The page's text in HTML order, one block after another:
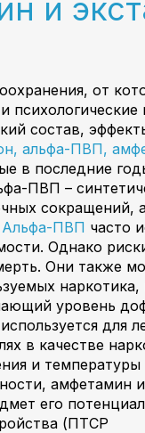
и
от
состав,
альфа-ПВП,
в последние
ПВП –
сокращений,
ПВП часто
Однако
Они также
уровень
для
в качестве
и
амфетамин
его
(ПТСР